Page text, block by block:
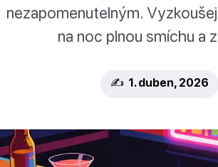
nezapomenutelným.
na noc plnou smíchu a
✍️ 1. duben, 2026